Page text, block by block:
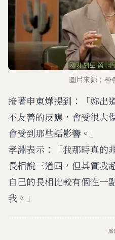
圖片來源：
接著申東燁提到：「妳出
不友善的反應，會受很大
會受到那些話影響。」
孝淵表示：「我那時真的
長相說三道四，但其實我
自己的長相比較有個性一
我。」
廣